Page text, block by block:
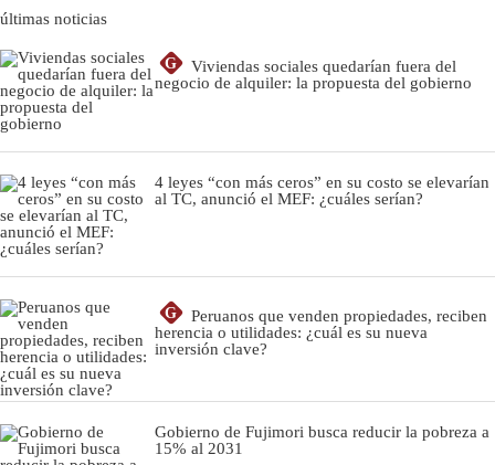
últimas noticias
G
Viviendas sociales quedarían fuera del
negocio de alquiler: la propuesta del gobierno
4 leyes “con más ceros” en su costo se elevarían
al TC, anunció el MEF: ¿cuáles serían?
G
Peruanos que venden propiedades, reciben
herencia o utilidades: ¿cuál es su nueva
inversión clave?
Gobierno de Fujimori busca reducir la pobreza a
15% al 2031